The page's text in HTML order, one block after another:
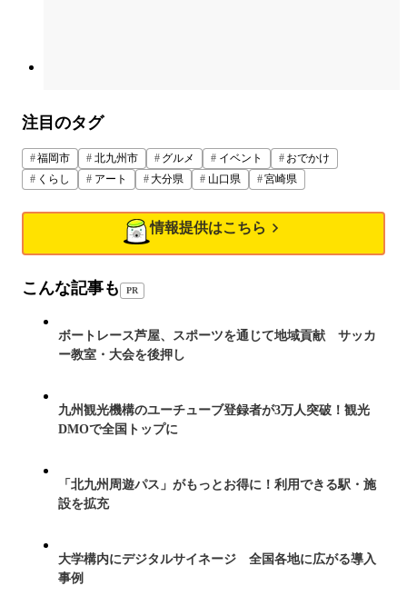
注目のタグ
福岡市 北九州市 グルメ イベント
おでかけ
くらし
アート 大分県 山口県 宮崎県
情報提供はこちら
こんな記事も PR
ボートレース芦屋、スポーツを通じて地域貢献 サッカ
ー教室・大会を後押し
九州観光機構のユーチューブ登録者が3万人突破！観光
DMOで全国トップに
「北九州周遊パス」がもっとお得に！利用できる駅・施
設を拡充
大学構内にデジタルサイネージ 全国各地に広がる導入
事例